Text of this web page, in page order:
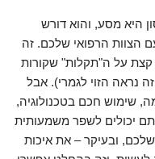
היא מסע, והוא דורש
הצוות הרפואי שלכם. זה
על ה"תקלות" שקורות
נראה הזוי לגמרי). אבל
שימוש חכם בטכנולוגיה,
יכולים לשפר משמעותית
ובעיקר – את איכות